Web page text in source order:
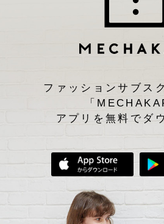
ファッションサブス
「
アプリを無料でダ
App Store